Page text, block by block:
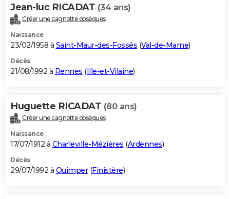
Jean-luc RICADAT (34 ans)
Créer une cagnotte obsèques
Naissance
23/02/1958 à Saint-Maur-des-Fossés (Val-de-Marne)
Décès
21/08/1992 à Rennes (Ille-et-Vilaine)
Huguette RICADAT (80 ans)
Créer une cagnotte obsèques
Naissance
17/07/1912 à Charleville-Mézières (Ardennes)
Décès
29/07/1992 à Quimper(Finistère)